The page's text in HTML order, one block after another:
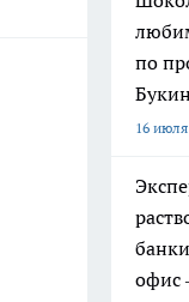
по
16 июля
офис